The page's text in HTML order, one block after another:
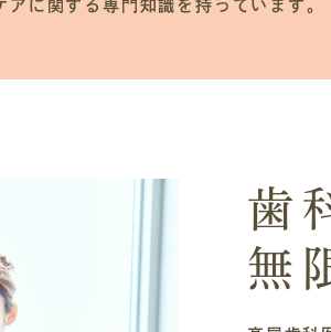
に関する専門知識を持っています。
歯
無